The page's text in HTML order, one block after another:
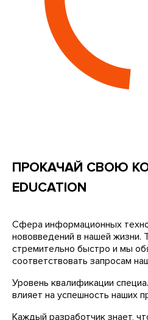
ПРОКАЧАЙ СВОЮ
EDUCATION
Сфера информационных
нововведений в нашей жизни.
стремительно быстро и мы
соответствовать запросам
Уровень квалификации
влияет на успешность наших
Каждый разработчик знает,